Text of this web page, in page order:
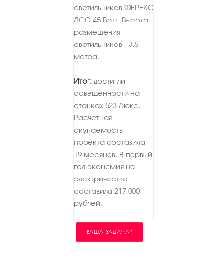
светильников ФЕРЕКС
ДСО 45 Ватт. Высота
размещения
светильников - 3,5
метра.
Итог: достигли
освещенности на
станках 523 Люкс.
Расчетная
окупаемость
проекта составила
19 месяцев. В первый
год экономия на
электричестве
составила 217 000
рублей.
ВАША ЗАДАЧА?